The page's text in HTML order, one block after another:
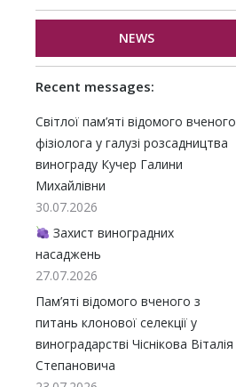
NEWS
Recent messages:
Світлої пам’яті відомого вченого
фізіолога у галузі розсадництва
винограду Кучер Галини
Михайлівни
30.07.2026
Захист виноградних
насаджень
27.07.2026
Пам’яті відомого вченого з
питань клонової селекції у
виноградарстві Чіснікова Віталія
Степановича